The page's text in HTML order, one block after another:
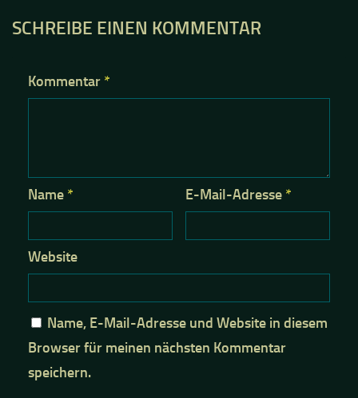
SCHREIBE EINEN KOMMENTAR
Kommentar *
Name * E-Mail-Adresse *
Website
Name, E-Mail-Adresse und Website in diesem
Browser für meinen nächsten Kommentar
speichern.